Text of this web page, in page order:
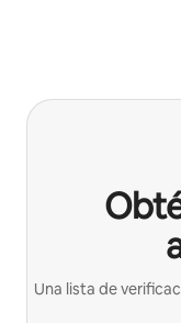
Una lista de